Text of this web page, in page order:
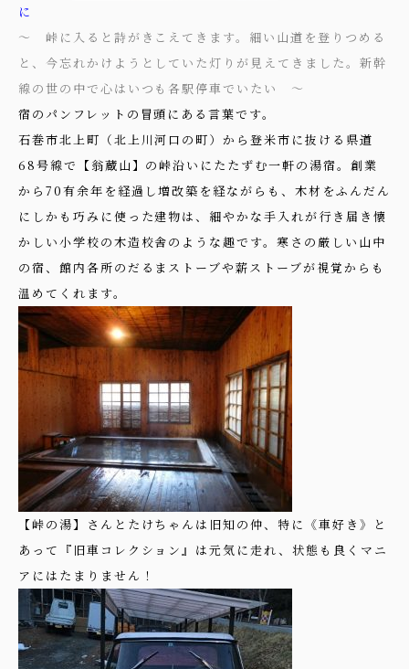
に
～ 峠に入ると詩がきこえてきます。細い山道を登りつめる
と、今忘れかけようとしていた灯りが見えてきました。新幹
線の世の中で心はいつも各駅停車でいたい ～
宿のパンフレットの冒頭にある言葉です。
石巻市北上町（北上川河口の町）から登米市に抜ける県道
68号線で【翁蔵山】の峠沿いにたたずむ一軒の湯宿。創業
から70有余年を経過し増改築を経ながらも、木材をふんだん
にしかも巧みに使った建物は、細やかな手入れが行き届き懐
かしい小学校の木造校舎のような趣です。寒さの厳しい山中
の宿、館内各所のだるまストーブや薪ストーブが視覚からも
温めてくれます。
【峠の湯】さんとたけちゃんは旧知の仲、特に《車好き》と
あって『旧車コレクション』は元気に走れ、状態も良くマニ
アにはたまりません！